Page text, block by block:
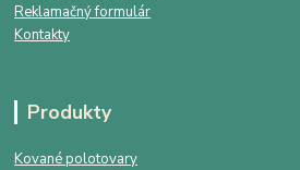
Reklamačný formulár
Kontakty
Produkty
Kované polotovary